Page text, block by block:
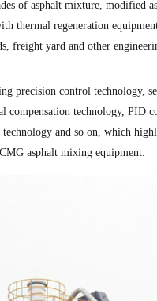
of asphalt mixture, modified
thermal regeneration
freight yard and other
precision control technology,
technology, PID
and so on, which
asphalt mixing equipment.